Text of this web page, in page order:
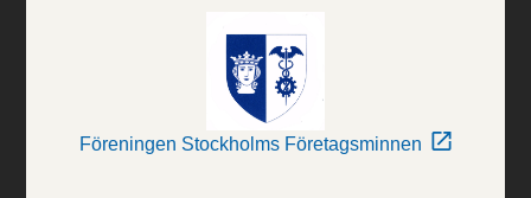
Föreningen Stockholms Företagsminnen